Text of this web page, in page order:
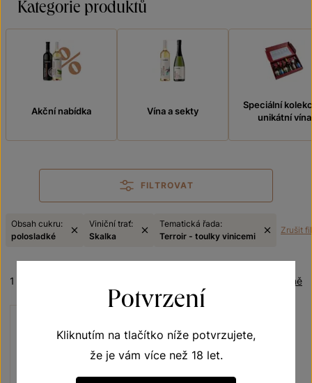
Kategorie produktů
Akční nabídka Vína a sekty
Speciální
unikátní vína
FILTROVAT
Obsah cukru:
polosladké
Viniční trať:
Skalka
Tematická řada:
Terroir - toulky vinicemi
Zrušit
Abecedně
1 produkt
Potvrzení
Kliknutím na tlačítko níže potvrzujete,
že je vám více než 18 let.